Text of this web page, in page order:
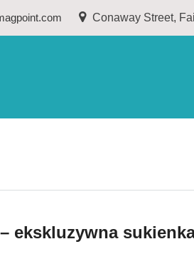
Conaway Street,
ekskluzywna